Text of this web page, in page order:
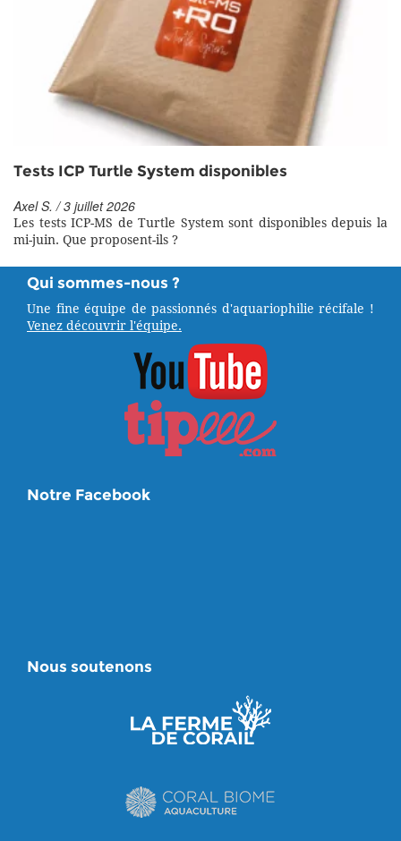
Tests ICP Turtle System disponibles
Axel S. / 3 juillet 2026
Les tests ICP-MS de Turtle System sont disponibles depuis la
mi-juin. Que proposent-ils ?
Qui sommes-nous ?
Une fine équipe de passionnés d'aquariophilie récifale !
Venez découvrir l'équipe.
Notre Facebook
Nous soutenons